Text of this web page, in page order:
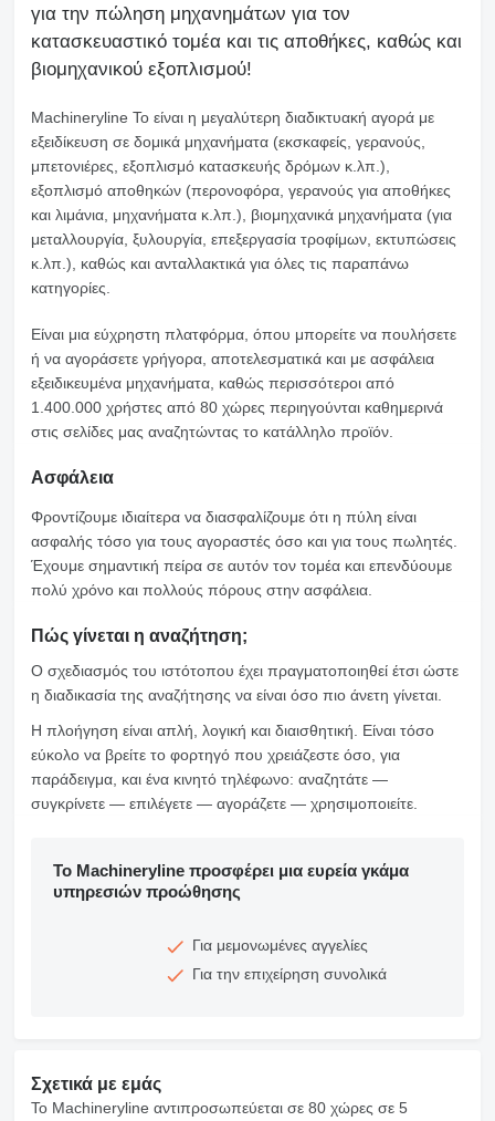
για την πώληση μηχανημάτων για τον
κατασκευαστικό τομέα και τις αποθήκες, καθώς και
βιομηχανικού εξοπλισμού!
Machineryline Το είναι η μεγαλύτερη διαδικτυακή αγορά με
εξειδίκευση σε δομικά μηχανήματα (εκσκαφείς, γερανούς,
μπετονιέρες, εξοπλισμό κατασκευής δρόμων κ.λπ.),
εξοπλισμό αποθηκών (περονοφόρα, γερανούς για αποθήκες
και λιμάνια, μηχανήματα κ.λπ.), βιομηχανικά μηχανήματα (για
μεταλλουργία, ξυλουργία, επεξεργασία τροφίμων, εκτυπώσεις
κ.λπ.), καθώς και ανταλλακτικά για όλες τις παραπάνω
κατηγορίες.
Είναι μια εύχρηστη πλατφόρμα, όπου μπορείτε να πουλήσετε
ή να αγοράσετε γρήγορα, αποτελεσματικά και με ασφάλεια
εξειδικευμένα μηχανήματα, καθώς περισσότεροι από
1.400.000 χρήστες από 80 χώρες περιηγούνται καθημερινά
στις σελίδες μας αναζητώντας το κατάλληλο προϊόν.
Ασφάλεια
Φροντίζουμε ιδιαίτερα να διασφαλίζουμε ότι η πύλη είναι
ασφαλής τόσο για τους αγοραστές όσο και για τους πωλητές.
Έχουμε σημαντική πείρα σε αυτόν τον τομέα και επενδύουμε
πολύ χρόνο και πολλούς πόρους στην ασφάλεια.
Πώς γίνεται η αναζήτηση;
Ο σχεδιασμός του ιστότοπου έχει πραγματοποιηθεί έτσι ώστε
η διαδικασία της αναζήτησης να είναι όσο πιο άνετη γίνεται.
Η πλοήγηση είναι απλή, λογική και διαισθητική. Είναι τόσο
εύκολο να βρείτε το φορτηγό που χρειάζεστε όσο, για
παράδειγμα, και ένα κινητό τηλέφωνο: αναζητάτε —
συγκρίνετε — επιλέγετε — αγοράζετε — χρησιμοποιείτε.
Το Machineryline προσφέρει μια ευρεία γκάμα
υπηρεσιών προώθησης
Για μεμονωμένες αγγελίες
Για την επιχείρηση συνολικά
Σχετικά με εμάς
Το Machineryline αντιπροσωπεύεται σε 80 χώρες σε 5